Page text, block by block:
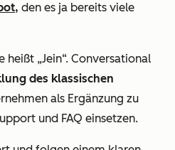
, den es ja bereits viele
„Jein“. Conversational
des klassischen
als Ergänzung zu
und FAQ einsetzen.